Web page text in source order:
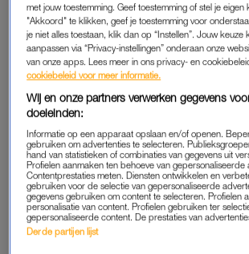
‘HIJ GING DE STAD IN, ZUIPEN,
MEER VAN ZICH
WAT DE FAQ?
Zo maak je (belangrijke)
keuzes met zelfvertrouwen
INTERVIEW
Bali:
achter om
ADVERTORIAL
Zin om te bingen? Déze
(iconische) queer series
verdienen een plek op je
kijklijst
ROYALTY
Zo dealen
roddels
'Mantra is
nooit
met jouw toestemming. Geef toestemming of stel je eigen
"Akkoord" te klikken, geef je toestemming voor
je niet alles toestaan, klik dan op “Instellen”. Jouw keuze
aanpassen via “Privacy-instellingen” onderaan onze
van onze apps. Lees meer in ons privacy- en
cookiebeleid voor meer informatie.
Wij en onze partners verwerken gegevens
doeleinden:
Informatie op een apparaat opslaan en/of openen.
gebruiken om advertenties te selecteren.
hand van statistieken of combinaties van gegevens uit
Profielen aanmaken ten behoeve van gepersonaliseerde
Contentprestaties meten. Diensten ontwikkelen en
gebruiken voor de selectie van gepersonaliseerde
gegevens gebruiken om content te selecteren. Profielen
personalisatie van content. Profielen gebruiken ter
gepersonaliseerde content. De prestaties van
Derde partijen lijst